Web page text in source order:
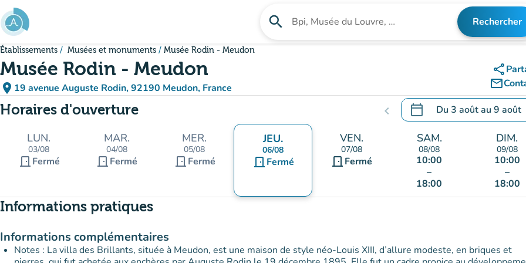
Aller au contenu principal
search Rechercher un établissement Rechercher
Établissements Musées et monuments Musée Rodin - Meudon
Musée Rodin - Meudon
place 19 avenue Auguste Rodin, 92190 Meudon, France
(ouvrir dans Google Maps)
(nouvel onglet)
share
mail_outline
Horaires d'ouverture chevron_left calendar_today Du 3 aoûtau 9 août
.Ouvrir le calendrier pour
LUN.
03/08
door_front Fermé
MAR.
04/08
door_front Fermé
MER.
05/08
door_front Fermé
JEU.
06/08
door_front Fermé
VEN.
07/08
door_front Fermé
SAM.
08/08
10:00
–
18:00
DIM.
09/08
10:00
–
18:00
Informations pratiques
Informations complémentaires
Notes : La villa des Brillants, située à Meudon, est une maison de style néo-Louis XIII, d’allure modeste, en briques et